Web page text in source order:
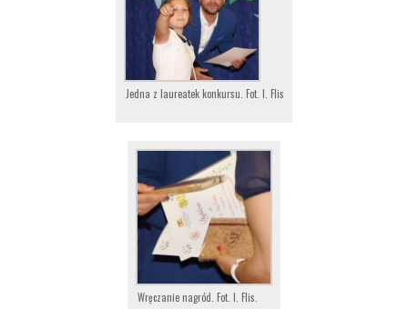
Jedna z laureatek konkursu. Fot. I. Flis
Wręczanie nagród. Fot. I. Flis.